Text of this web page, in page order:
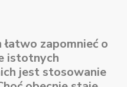
zapomnieć o
istotnych
jest stosowanie